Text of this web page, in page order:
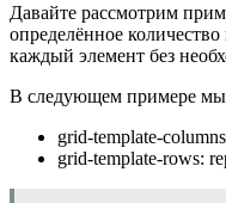
Давайте рассмотрим
определённое
каждый элемент без
В следующем примере мы
grid-template-
grid-template-rows: